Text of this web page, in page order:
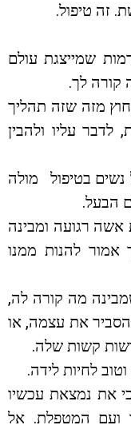
זה טיפול.
שמייצגת עולם
קורה לך.
מזה שזה תהליך
עליו ולהבין
נשים בטיפול מולה
הבעל.
רגועה ומבינה
להנות ממנו
מה קורה לה,
את עצמה, או
קשות שלה.
לחיות לידה.
את נמצאת עכשיו
ועם המטפלת. אל